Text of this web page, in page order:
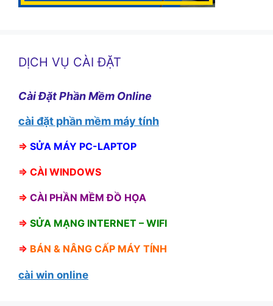
DỊCH VỤ CÀI ĐẶT
Cài Đặt Phần Mềm Online
cài đặt phần mềm máy tính
⇒ SỬA MÁY PC-LAPTOP
⇒ CÀI WINDOWS
⇒ CÀI PHẦN MỀM ĐỒ HỌA
⇒ SỬA MẠNG INTERNET – WIFI
⇒ BÁN & NÂNG CẤP MÁY TÍNH
cài win online